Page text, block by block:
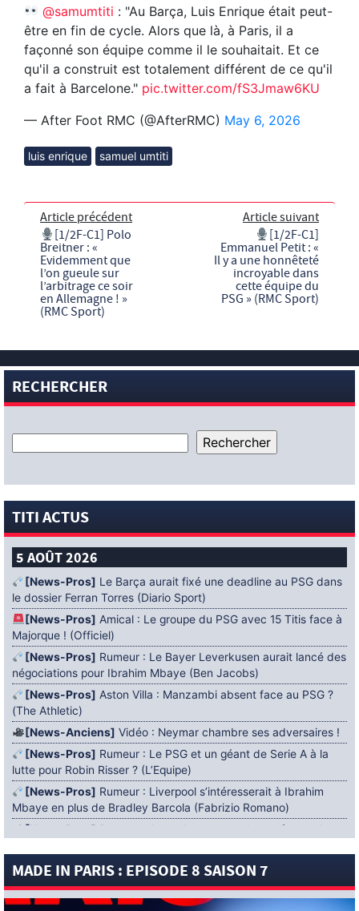
@samumtiti : "Au Barça, Luis Enrique était peut-
être en fin de cycle. Alors que là, à Paris, il a
façonné son équipe comme il le souhaitait. Et ce
qu'il a construit est totalement différent de ce qu'il
a fait à Barcelone." pic.twitter.com/fS3Jmaw6KU
— After Foot RMC (@AfterRMC) May 6, 2026
luis enrique samuel umtiti
Article précédent
[1/2F-C1] Polo
Breitner : «
Evidemment que
l’on gueule sur
l’arbitrage ce soir
en Allemagne ! »
(RMC Sport)
Article suivant
[1/2F-C1]
Emmanuel Petit : «
Il y a une honnêteté
incroyable dans
cette équipe du
PSG » (RMC Sport)
RECHERCHER
TITI ACTUS
5 AOÛT 2026
[News-Pros] Le Barça aurait fixé une deadline au PSG dans
le dossier Ferran Torres (Diario Sport)
[News-Pros] Amical : Le groupe du PSG avec 15 Titis face à
Majorque ! (Officiel)
[News-Pros] Rumeur : Le Bayer Leverkusen aurait lancé des
négociations pour Ibrahim Mbaye (Ben Jacobs)
[News-Pros] Aston Villa : Manzambi absent face au PSG ?
(The Athletic)
[News-Anciens] Vidéo : Neymar chambre ses adversaires !
[News-Pros] Rumeur : Le PSG et un géant de Serie A à la
lutte pour Robin Risser ? (L’Equipe)
[News-Pros] Rumeur : Liverpool s’intéresserait à Ibrahim
Mbaye en plus de Bradley Barcola (Fabrizio Romano)
[News-Pros]
Rumeur : Accord contractuel trouvé entre le
[News-Pros]Rumeur : Le PSG aurait lancé un ultimatum
MADE IN PARIS : EPISODE 8 SAISON 7